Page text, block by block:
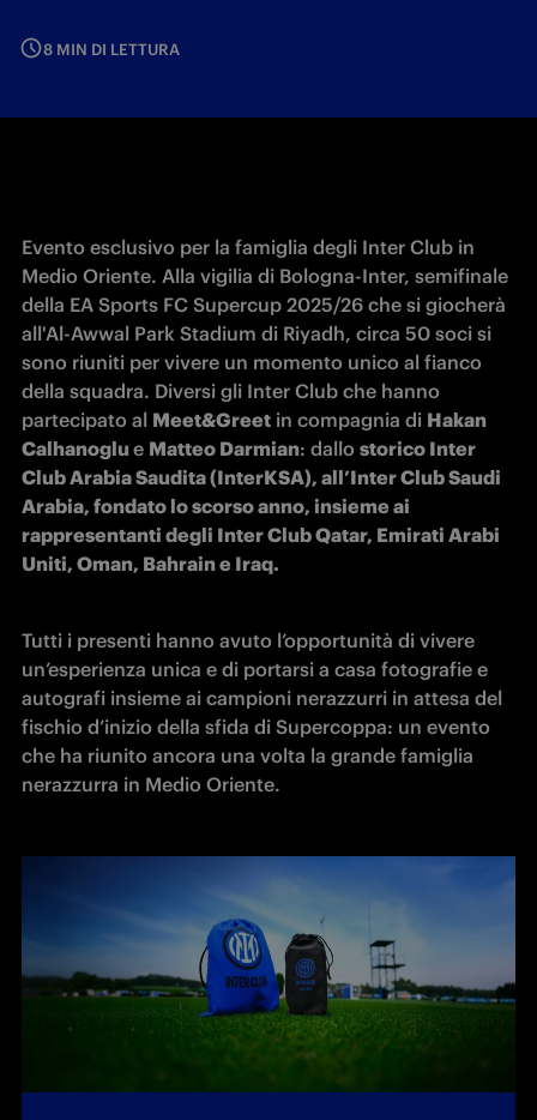
8 MIN DI LETTURA
Evento esclusivo per la famiglia degli Inter Club in
Medio Oriente. Alla vigilia di Bologna-Inter, semifinale
della EA Sports FC Supercup 2025/26 che si giocherà
all'Al-Awwal Park Stadium di Riyadh, circa 50 soci si
sono riuniti per vivere un momento unico al fianco
della squadra. Diversi gli Inter Club che hanno
partecipato al Meet&Greet in compagnia di Hakan
Calhanoglu e Matteo Darmian: dallo storico Inter
Club Arabia Saudita (InterKSA), all’Inter Club Saudi
Arabia, fondato lo scorso anno, insieme ai
rappresentanti degli Inter Club Qatar, Emirati Arabi
Uniti, Oman, Bahrain e Iraq.
Tutti i presenti hanno avuto l’opportunità di vivere
un’esperienza unica e di portarsi a casa fotografie e
autografi insieme ai campioni nerazzurri in attesa del
fischio d’inizio della sfida di Supercoppa: un evento
che ha riunito ancora una volta la grande famiglia
nerazzurra in Medio Oriente.